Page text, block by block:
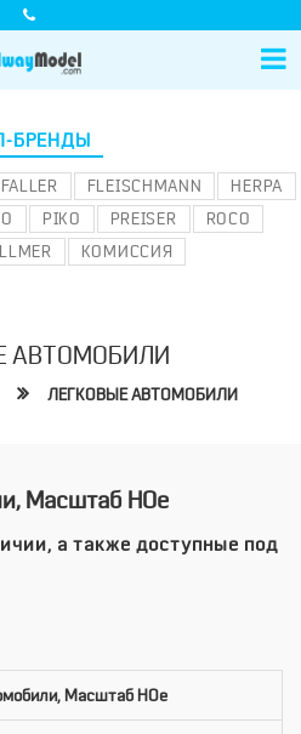
БРЕНДЫ
FALLER FLEISCHMANN
HERPA
PIKO PREISER
ROCO
КОМИССИЯ
АВТОМОБИЛИ
ЛЕГКОВЫЕ АВТОМОБИЛИ
Масштаб HOe
а также доступные под
Масштаб HOe